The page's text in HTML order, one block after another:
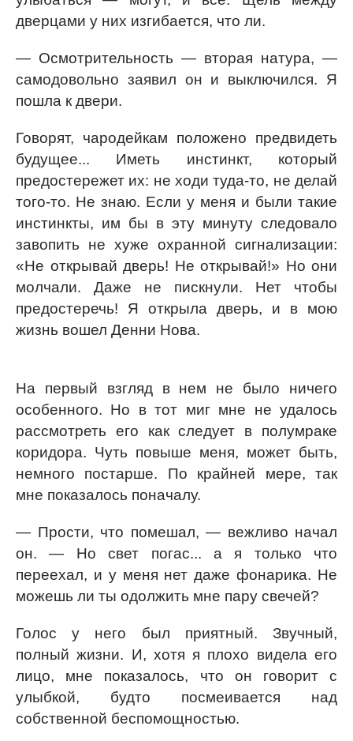
дверцами у них изгибается, что ли.
— Осмотрительность — вторая натура, —
самодовольно заявил он и выключился. Я
пошла к двери.
Говорят, чародейкам положено предвидеть
будущее... Иметь инстинкт, который
предостережет их: не ходи туда-то, не делай
того-то. Не знаю. Если у меня и были такие
инстинкты, им бы в эту минуту следовало
завопить не хуже охранной сигнализации:
«Не открывай дверь! Не открывай!» Но они
молчали. Даже не пискнули. Нет чтобы
предостеречь! Я открыла дверь, и в мою
жизнь вошел Денни Нова.
На первый взгляд в нем не было ничего
особенного. Но в тот миг мне не удалось
рассмотреть его как следует в полумраке
коридора. Чуть повыше меня, может быть,
немного постарше. По крайней мере, так
мне показалось поначалу.
— Прости, что помешал, — вежливо начал
он. — Но свет погас... а я только что
переехал, и у меня нет даже фонарика. Не
можешь ли ты одолжить мне пару свечей?
Голос у него был приятный. Звучный,
полный жизни. И, хотя я плохо видела его
лицо, мне показалось, что он говорит с
улыбкой, будто посмеивается над
собственной беспомощностью.